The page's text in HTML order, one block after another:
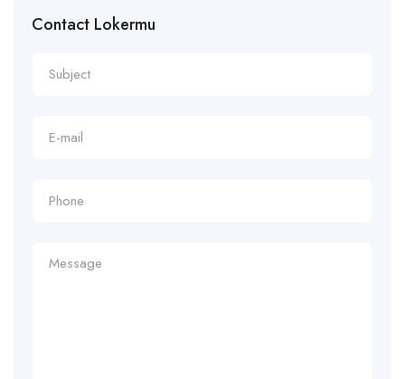
Contact Lokermu